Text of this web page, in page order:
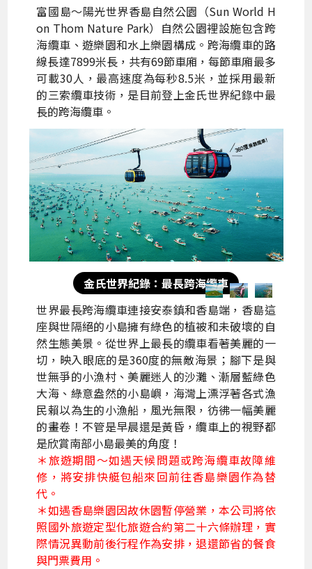
富國島～陽光世界香島自然公園（Sun World H
on Thom Nature Park）自然公園裡設施包含跨
海纜車、遊樂園和水上樂園構成。跨海纜車的路
線長達7899米長，共有69節車廂，每節車廂最多
可載30人，最高速度為每秒8.5米，並採用最新
的三索纜車技術，是目前登上金氏世界紀錄中最
長的跨海纜車。
金氏世界紀錄：最長跨海纜車
世界最長跨海纜車連接安泰鎮和香島端，香島這
座與世隔絕的小島擁有綠色的植被和未破壞的自
然生態美景。從世界上最長的纜車看著美麗的一
切，映入眼底的是360度的無敵海景；腳下是與
世無爭的小漁村、美麗迷人的沙灘、漸層藍綠色
大海、綠意盎然的小島嶼，海灣上漂浮著各式漁
民賴以為生的小漁船，風光無限，彷彿一幅美麗
的畫卷！不管是早晨還是黃昏，纜車上的視野都
是欣賞南部小島最美的角度！
＊旅遊期間～如遇天候問題或跨海纜車故障維
修，將安排快艇包船來回前往香島樂園作為替
代。
＊如遇香島樂園因故休園暫停營業，本公司將依
照國外旅遊定型化旅遊合約第二十六條辦理，實
際情況異動前後行程作為安排，退還節省的餐食
與門票費用。